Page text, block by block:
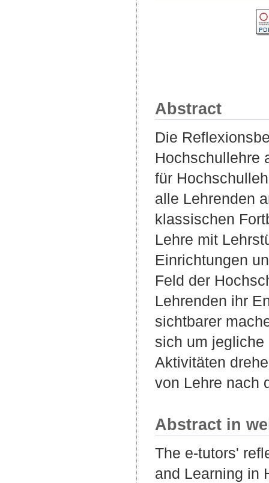
Abstract
Die
Hochschullehre
für
alle Lehrenden
klassischen
Lehre mit
Einrichtungen
Feld der
Lehrenden ihr
sichtbarer
sich um jegliche
Aktivitäten
von Lehre nach
Abstract in
The e-tutors'
and Learning in